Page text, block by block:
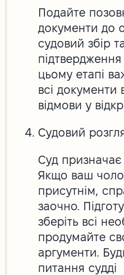
Подайте
документи до
судовий збір
цьому етапі
всі
відмови у
Судовий
Суд
Якщо ваш
присутнім,
заочно.
зберіть всі
продумайте
аргументи.
питання судді